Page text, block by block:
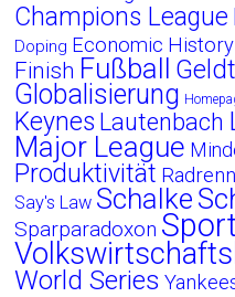
Champions League
Doping Economic History
Finish Fußball
Globalisierung
Keynes Lautenbach
Major League
Produktivität
Say's Law Schalke
Sparparadoxon Sport
World Series